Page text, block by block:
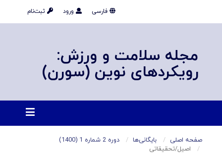
ثبت‌نام ورود فارسی
مجله سلامت و ورزش:
رویکردهای نوین (سورن)
صفحه اصلی بایگانی‌ها
دوره 2 شماره 1 (1400)
اصیل/تحقیقاتی